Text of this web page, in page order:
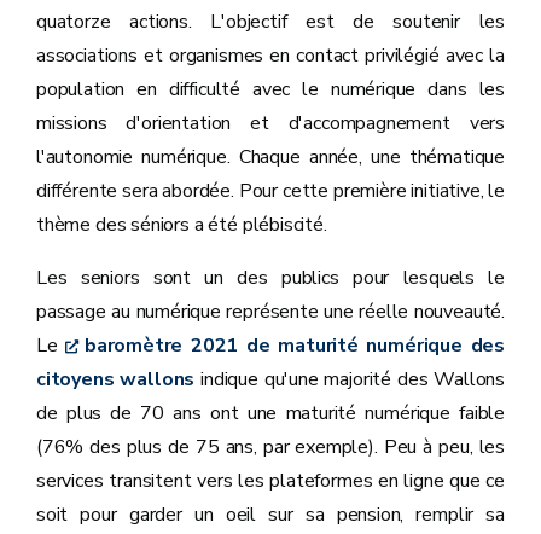
quatorze actions. L'objectif est de soutenir les
associations et organismes en contact privilégié avec la
population en difficulté avec le numérique dans les
missions d'orientation et d'accompagnement vers
l'autonomie numérique. Chaque année, une thématique
différente sera abordée. Pour cette première initiative, le
thème des séniors a été plébiscité.
Les seniors sont un des publics pour lesquels le
passage au numérique représente une réelle nouveauté.
Le
baromètre 2021 de maturité numérique des
citoyens wallons indique qu'une majorité des Wallons
de plus de 70 ans ont une maturité numérique faible
(76% des plus de 75 ans, par exemple). Peu à peu, les
services transitent vers les plateformes en ligne que ce
soit pour garder un oeil sur sa pension, remplir sa